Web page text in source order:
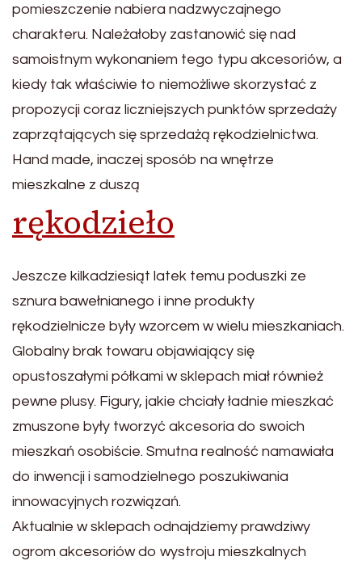
pomieszczenie nabiera nadzwyczajnego
charakteru. Należałoby zastanowić się nad
samoistnym wykonaniem tego typu akcesoriów, a
kiedy tak właściwie to niemożliwe skorzystać z
propozycji coraz liczniejszych punktów sprzedaży
zaprzątających się sprzedażą rękodzielnictwa.
Hand made, inaczej sposób na wnętrze
mieszkalne z duszą
rękodzieło
Jeszcze kilkadziesiąt latek temu poduszki ze
sznura bawełnianego i inne produkty
rękodzielnicze były wzorcem w wielu mieszkaniach.
Globalny brak towaru objawiający się
opustoszałymi półkami w sklepach miał również
pewne plusy. Figury, jakie chciały ładnie mieszkać
zmuszone były tworzyć akcesoria do swoich
mieszkań osobiście. Smutna realność namawiała
do inwencji i samodzielnego poszukiwania
innowacyjnych rozwiązań.
Aktualnie w sklepach odnajdziemy prawdziwy
ogrom akcesoriów do wystroju mieszkalnych